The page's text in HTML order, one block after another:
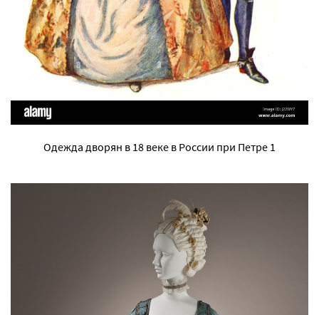
Одежда дворян в 18 веке в России при Петре 1